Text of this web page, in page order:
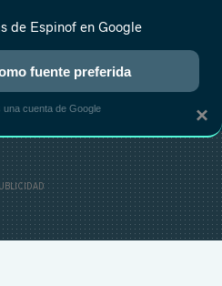
ANIME RANKINGS CINE
×
de Espinof en Google
fuente preferida
una cuenta de Google